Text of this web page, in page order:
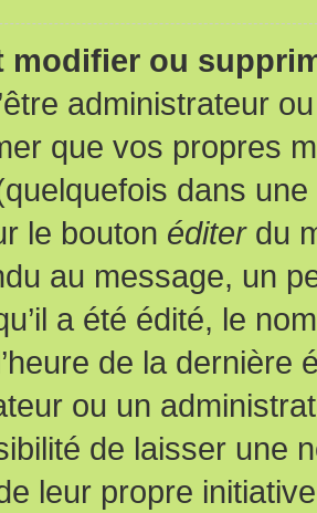
modifier ou
administrateur
que vos propres
dans
le bouton éditerdu
au message, un
a été édité, le
de la dernière
ou un
de laisser une
leur propre